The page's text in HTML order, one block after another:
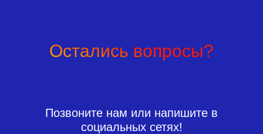
Остались вопросы?
Позвоните нам или напишите в
социальных сетях!